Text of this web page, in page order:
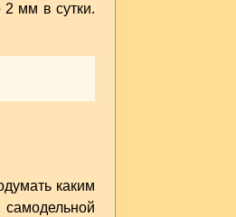
2 мм в сутки.
каким